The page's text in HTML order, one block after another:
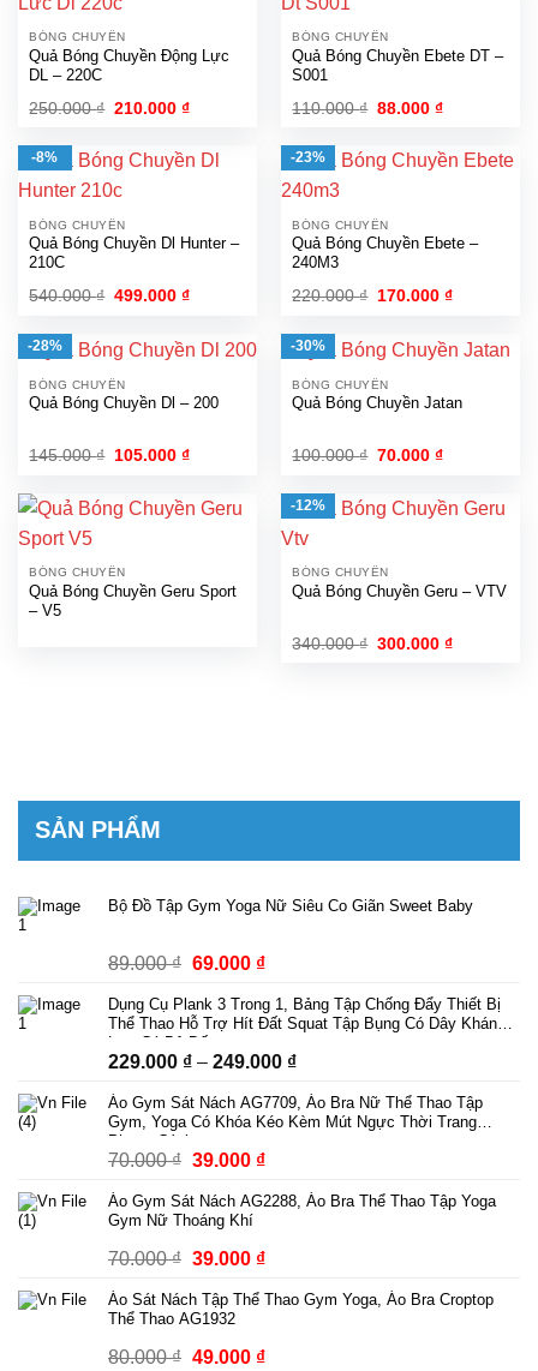
BÓNG CHUYỀN
Quả Bóng Chuyền Động Lực
DL – 220C
250.000₫ Giá
250.000 ₫.
210.000₫Giá
là:
210.000 ₫.
BÓNG CHUYỀN
Quả Bóng Chuyền Ebete DT –
S001
110.000₫ Giá
110.000 ₫.
88.000₫Giá
là:
88.000 ₫.
-8%
BÓNG CHUYỀN
Quả Bóng Chuyền Dl Hunter –
210C
540.000₫ Giá
540.000 ₫.
499.000₫Giá
là:
499.000 ₫.
-23%
BÓNG CHUYỀN
Quả Bóng Chuyền Ebete –
240M3
220.000₫ Giá
220.000 ₫.
170.000₫Giá
là:
170.000 ₫.
-28%
BÓNG CHUYỀN
Quả Bóng Chuyền Dl – 200
145.000₫ Giá
145.000 ₫.
105.000₫Giá
là:
105.000 ₫.
-30%
BÓNG CHUYỀN
Quả Bóng Chuyền Jatan
100.000₫ Giá
100.000 ₫.
70.000₫Giá
là:
70.000 ₫.
BÓNG CHUYỀN
Quả Bóng Chuyền Geru Sport
– V5
-12%
BÓNG CHUYỀN
Quả Bóng Chuyền Geru – VTV
340.000₫ Giá
300.000₫Giá
SẢN PHẨM
Bộ Đồ Tập Gym Yoga Nữ Siêu Co Giãn Sweet Baby
89.000₫ Giá
là:
89.000 ₫.
69.000 ₫Giá
tại
69.000 ₫.
Dụng Cụ Plank 3 Trong 1, Bảng Tập Chống Đẩy Thiết Bị
Thể Thao Hỗ Trợ Hít Đất Squat Tập Bụng Có Dây Kháng
Lực Có Bộ Đếm
229.000 ₫ – 249.000 ₫Khoảng
từ
229.000 ₫
Áo Gym Sát Nách AG7709, Áo Bra Nữ Thể Thao Tập
Gym, Yoga Có Khóa Kéo Kèm Mút Ngực Thời Trang
Phong Cách
70.000₫ Giá
là:
70.000 ₫.
39.000 ₫Giá
tại
39.000 ₫.
Áo Gym Sát Nách AG2288, Áo Bra Thể Thao Tập Yoga
Gym Nữ Thoáng Khí
70.000₫ Giá
là:
39.000 ₫Giá
tại
39.000 ₫.
Áo Sát Nách Tập Thể Thao Gym Yoga, Áo Bra Croptop
Thể Thao AG1932
80.000₫ Giá
49.000 ₫Giá